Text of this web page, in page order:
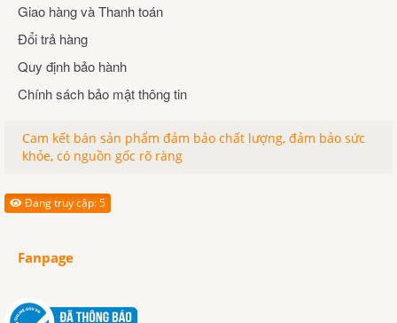
Giao hàng và Thanh toán
Đổi trả hàng
Quy định bảo hành
Chính sách bảo mật thông tin
Cam kết bán sản phẩm đảm bảo chất lượng, đảm bảo sức
khỏe, có nguồn gốc rõ ràng
Đang truy cập: 5
Fanpage